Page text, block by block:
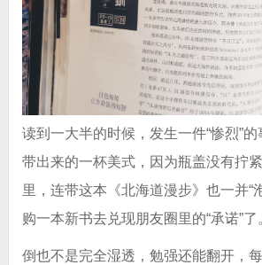
读到一大半的时候，发生一件“惨烈”
带出来的一杯美式，因为瓶盖没有拧
里，连带这本《北海道漫步》也一并“
购一本新书去兑现朋友圈里的“承诺”了
倒也不是完全湿透，勉强还能翻开，